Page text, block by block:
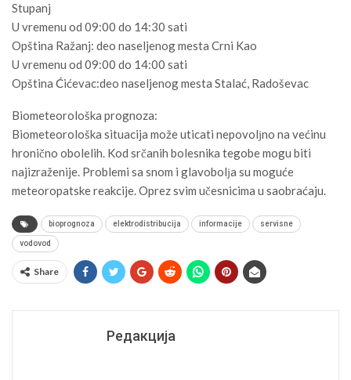
Stupanj
U vremenu od 09:00 do 14:30 sati
Opština Ražanj: deo naseljenog mesta Crni Kao
U vremenu od 09:00 do 14:00 sati
Opština Ćićevac:deo naseljenog mesta Stalać, Radoševac
Biometeorološka prognoza:
Biometeorološka situacija može uticati nepovolјno na većinu
hronično obolelih. Kod srčanih bolesnika tegobe mogu biti
najizraženije. Problemi sa snom i glavobolјa su moguće
meteoropatske reakcije. Oprez svim učesnicima u saobraćaju.
bioprognoza elektrodistribucija informacije servisne
vodovod
Share
Редакција